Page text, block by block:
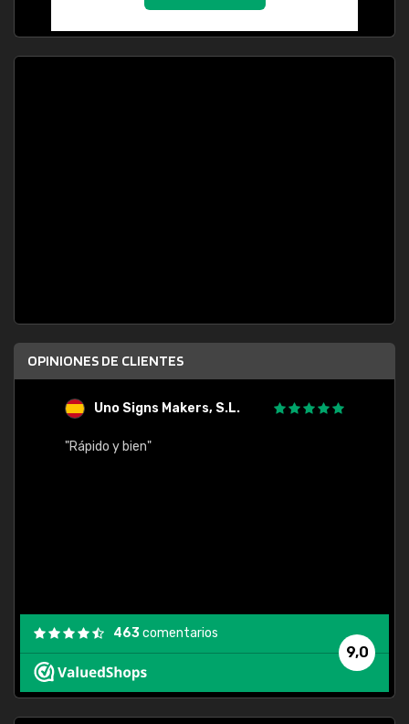
OPINIONES DE CLIENTES
Uno Signs Makers, S.L.
"Rápido y bien"
9,0
463comentarios